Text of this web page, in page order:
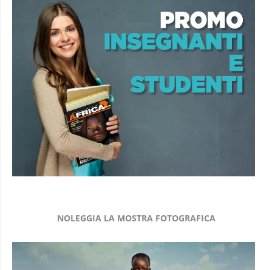
NOLEGGIA LA MOSTRA FOTOGRAFICA